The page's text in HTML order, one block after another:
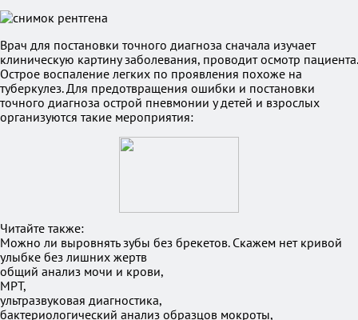
Врач для постановки точного диагноза сначала изучает
клиническую картину заболевания, проводит осмотр пациента.
Острое воспаление легких по проявления похоже на
туберкулез. Для предотвращения ошибки и постановки
точного диагноза острой пневмонии у детей и взрослых
организуются такие мероприятия:
Читайте также:
Можно ли выровнять зубы без брекетов. Скажем нет кривой
улыбке без лишних жертв
общий анализ мочи и крови,
МРТ,
ультразвуковая диагностика,
бактериологический анализ образцов мокроты,